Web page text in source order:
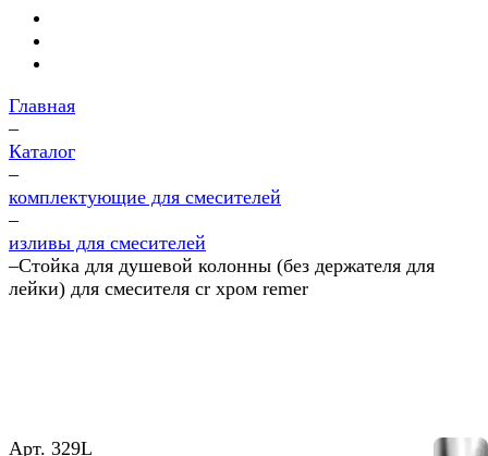
Главная
–
Каталог
–
комплектующие для смесителей
–
изливы для смесителей
–Стойка для душевой колонны (без держателя для
лейки) для смесителя cr хром remer
Арт. 329L